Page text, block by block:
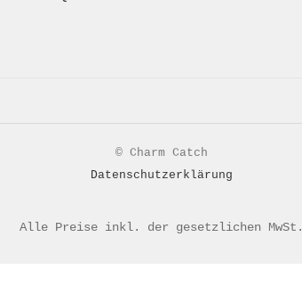
© Charm Catch
Datenschutzerklärung
Alle Preise inkl. der gesetzlichen MwSt.